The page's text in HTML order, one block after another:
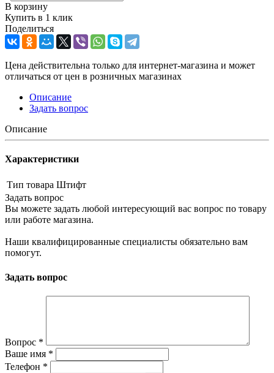
В корзину
Купить в 1 клик
Поделиться
Цена действительна только для интернет-магазина и может
отличаться от цен в розничных магазинах
Описание
Задать вопрос
Описание
Характеристики
Тип товара Штифт
Задать вопрос
Вы можете задать любой интересующий вас вопрос по товару
или работе магазина.
Наши квалифицированные специалисты обязательно вам
помогут.
Задать вопрос
Вопрос *
Ваше имя *
Телефон *